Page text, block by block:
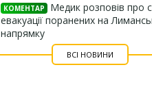
КОМЕНТАР
Медик розповів про
евакуації поранених на
напрямку
ВСІ НОВИНИ